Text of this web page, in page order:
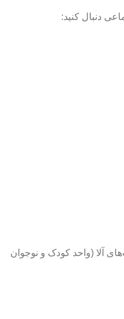
دنبال کنید:
آلا (واحد کودک و نوجوان